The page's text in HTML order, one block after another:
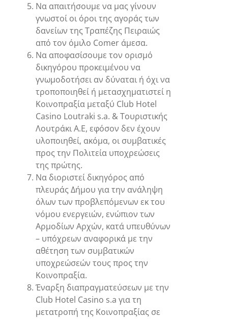
Να απαιτήσουμε να μας γίνουν
γνωστοί οι όροι της αγοράς των
δανείων της Τραπέζης Πειραιώς
από τον όμιλο Comer άμεσα.
Να αποφασίσουμε τον ορισμό
δικηγόρου προκειμένου να
γνωμοδοτήσει αν δύναται ή όχι να
τροποποιηθεί ή μετασχηματιστεί η
Κοινοπραξία μεταξύ Club Hotel
Casino Loutraki s.a. & Τουριστικής
Λουτράκι Α.Ε, εφόσον δεν έχουν
υλοποιηθεί, ακόμα, οι συμβατικές
προς την Πολιτεία υποχρεώσεις
της πρώτης.
Να διοριστεί δικηγόρος από
πλευράς Δήμου για την ανάληψη
όλων των προβλεπόμενων εκ του
νόμου ενεργειών, ενώπιον των
Αρμοδίων Αρχών, κατά υπευθύνων
– υπόχρεων αναφορικά με την
αθέτηση των συμβατικών
υποχρεώσεών τους προς την
Κοινοπραξία.
Έναρξη διαπραγματεύσεων με την
Club Hotel Casino s.a για τη
μετατροπή της Κοινοπραξίας σε